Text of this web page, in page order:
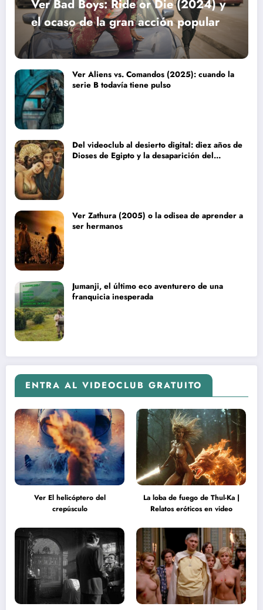
Ver Bad Boys: Ride or Die (2024) y
el ocaso de la gran acción popular
Ver Aliens vs. Comandos (2025): cuando la
serie B todavía tiene pulso
Del videoclub al desierto digital: diez años de
Dioses de Egipto y la desaparición del
Ver Zathura (2005) o la odisea de aprender a
ser hermanos
Jumanji, el último eco aventurero de una
franquicia inesperada
ENTRA AL VIDEOCLUB GRATUITO
Ver El helicóptero del
crepúsculo
La loba de fuego de Thul-Ka |
Relatos eróticos en video